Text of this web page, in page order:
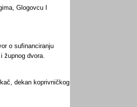
Glogovcu I
o sufinanciranju
dvora.
dekan koprivničkog